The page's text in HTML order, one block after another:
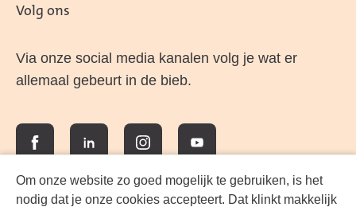
Om onze website zo goed mogelijk te gebruiken, is het
nodig dat je onze cookies accepteert. Dat klinkt makkelijk
Volg ons
Via onze social media kanalen volg je wat er
allemaal gebeurt in de bieb.
FacebookLinkedIn InstagramYouTube